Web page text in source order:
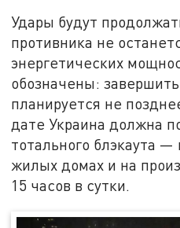
Удары будут
противника не
энергетических
обозначены:
планируется не
дате Украина должна
тотального блэкаута —
жилых домах и на
15 часов в сутки.